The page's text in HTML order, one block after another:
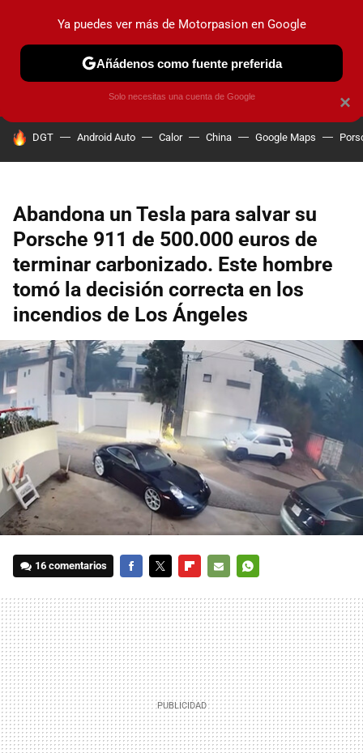
PRUEBAS COCHES ELÉCTRICOS OBSERVATORIO
HOY SE HABLA DE
DGT Android Auto Calor China Google Maps
Abandona un Tesla para salvar su
Porsche 911 de 500.000 euros de
terminar carbonizado. Este hombre
tomó la decisión correcta en los
incendios de Los Ángeles
16 comentarios
MAIL
×
Ya puedes ver más de Motorpasion en Google
Añádenos como fuente preferida
Solo necesitas una cuenta de Google